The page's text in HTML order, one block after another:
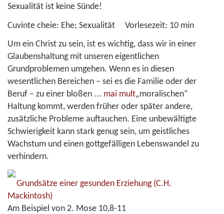
Sexualität ist keine Sünde!
Cuvinte cheie: Ehe; Sexualität Vorlesezeit: 10 min
Um ein Christ zu sein, ist es wichtig, dass wir in einer
Glaubenshaltung mit unseren eigentlichen
Grundproblemen umgehen. Wenn es in diesen
wesentlichen Bereichen – sei es die Familie oder der
Beruf – zu einer bloßen ... mai mult„moralischen“
Haltung kommt, werden früher oder später andere,
zusätzliche Probleme auftauchen. Eine unbewältigte
Schwierigkeit kann stark genug sein, um geistliches
Wachstum und einen gottgefälligen Lebenswandel zu
verhindern.
Grundsätze einer gesunden Erziehung (C.H.
Mackintosh)
Am Beispiel von 2. Mose 10,8-11